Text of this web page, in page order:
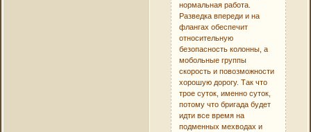
нормальная работа.
Разведка впереди и на
флангах обеспечит
относительную
безопасность колонны, а
мобольные группы
скорость и повозможности
хорошую дорогу. Так что
трое суток, именно суток,
потому что бригада будет
идти все время на
подменных мехводах и